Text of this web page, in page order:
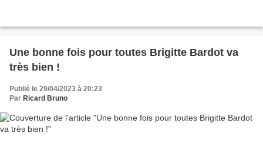
Une bonne fois pour toutes Brigitte Bardot va
très bien !
Publié le 29/04/2023 à 20:23
Par Ricard Bruno